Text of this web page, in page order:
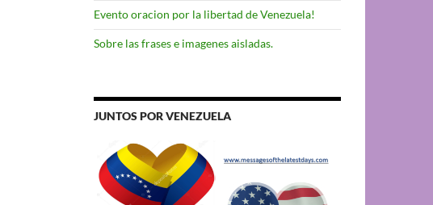
Evento oracion por la libertad de Venezuela!
Sobre las frases e imagenes aisladas.
JUNTOS POR VENEZUELA